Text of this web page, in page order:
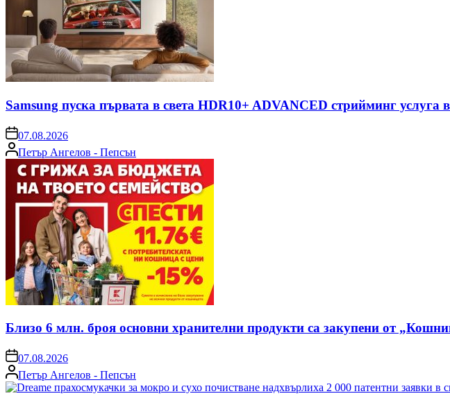
Samsung пуска първата в света HDR10+ ADVANCED стрийминг услуга
on07.08.2026
Posted
by
Петър Ангелов - Пепсън
Близо 6 млн. броя основни хранителни продукти са закупени от
on07.08.2026
Posted
by
Петър Ангелов - Пепсън